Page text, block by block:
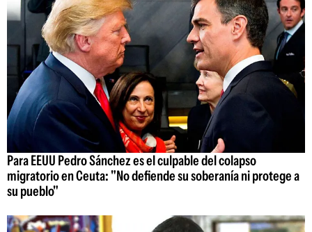
Para EEUU Pedro Sánchez es el culpable del colapso
migratorio en Ceuta: "No defiende su soberanía ni protege a
su pueblo"